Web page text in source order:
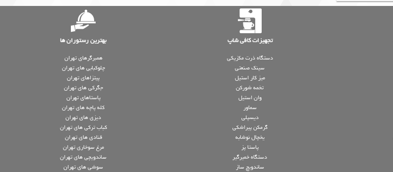
تجهیزات کافی شاپ بهترین رستوران ها
دستگاه ذرت مکزیکی
سینک صنعتی
میز کار استیل
تخمه شورکن
وان استیل
سماور
دیسپلی
گرمکن پیراشکی
یخچال نوشابه
پاستا پز
دستگاه خمیرگیر
ساندویچ ساز
همبرگرهای تهران
چلوکبابی های تهران
پیتزاهای تهران
جگرکی های تهران
پاستاهای تهران
کله پاچه های تهران
دیزی های تهران
کباب ترکی های تهران
قنادی های تهران
مرغ سوخاری تهران
ساندویچی های تهران
سوشی های تهران